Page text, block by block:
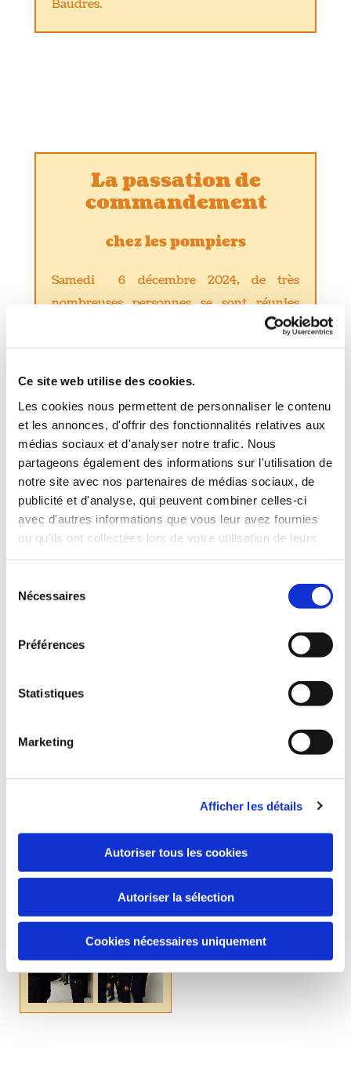
Ce site web utilise des cookies.
Les cookies nous permettent de personnaliser le contenu
et les annonces, d'offrir des fonctionnalités relatives aux
médias sociaux et d'analyser notre trafic. Nous
partageons également des informations sur l'utilisation de
notre site avec nos partenaires de médias sociaux, de
publicité et d'analyse, qui peuvent combiner celles-ci
avec d'autres informations que vous leur avez fournies
ou qu'ils ont collectées lors de votre utilisation de leurs
Nécessaires
Préférences
Statistiques
Marketing
Afficher les détails
Autoriser tous les cookies
Autoriser la sélection
Cookies nécessaires uniquement
Baudres.
La passation de
commandement
chez les pompiers
Samedi 6 décembre 2024, de très
nombreuses personnes se sont réunies
Mme Bellurot, sénatrice, M. Métivier,
étaient présents.
Le Commandant Valsecchi, le capitaine
Corbillon (chef du centre de Levroux), les
anciens et actuels sapeurs pompiers
volontaires de Baudres et de nombreux
habitants se sont retrouvés aussi .
Bruno Lessault, maire et l'ensemble des
son action au service de tous.
été décernés à Geoffrey, Sébastien, Adrien
Un repas convivial a réuni les pompiers et
de nombreuses personnes pour partager
un bon moment au café des sports de